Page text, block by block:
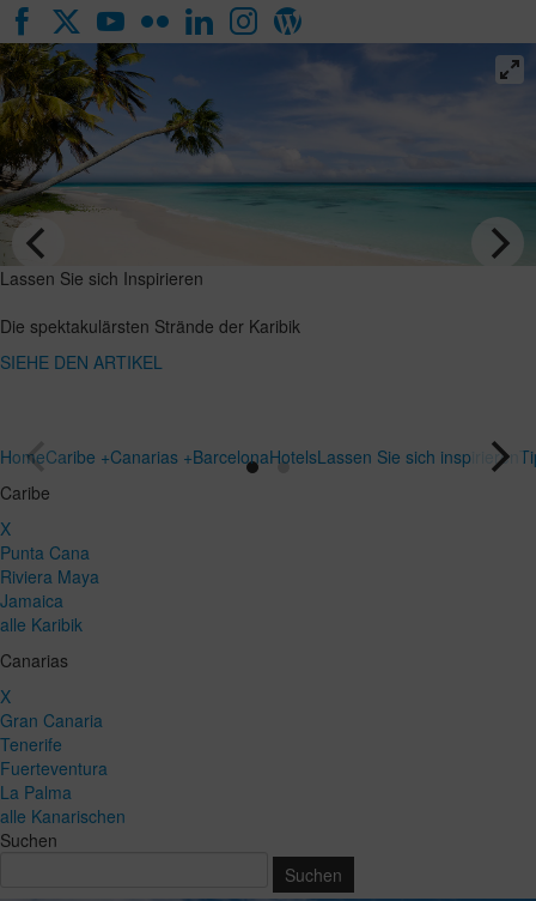
Lassen Sie sich
Die
sich
Inspirieren
Flitterwochen
perfekte
HomeCaribe +Canarias +BarcelonaHotelsLassen Sie sich inspirieren
Caribe
X
Punta Cana
Riviera Maya
Jamaica
alle Karibik
Canarias
X
Gran Canaria
Tenerife
Fuerteventura
La Palma
alle Kanarischen
Suchen